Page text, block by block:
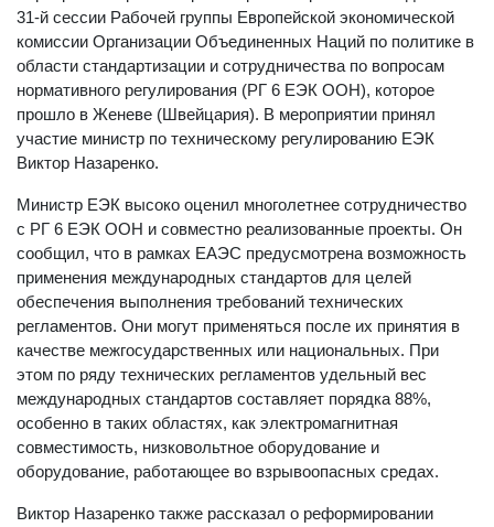
31-й сессии Рабочей группы Европейской экономической
комиссии Организации Объединенных Наций по политике в
области стандартизации и сотрудничества по вопросам
нормативного регулирования (РГ 6 ЕЭК ООН), которое
прошло в Женеве (Швейцария). В мероприятии принял
участие министр по техническому регулированию ЕЭК
Виктор Назаренко.
Министр ЕЭК высоко оценил многолетнее сотрудничество
с РГ 6 ЕЭК ООН и совместно реализованные проекты. Он
сообщил, что в рамках ЕАЭС предусмотрена возможность
применения международных стандартов для целей
обеспечения выполнения требований технических
регламентов. Они могут применяться после их принятия в
качестве межгосударственных или национальных. При
этом по ряду технических регламентов удельный вес
международных стандартов составляет порядка 88%,
особенно в таких областях, как электромагнитная
совместимость, низковольтное оборудование и
оборудование, работающее во взрывоопасных средах.
Виктор Назаренко также рассказал о реформировании